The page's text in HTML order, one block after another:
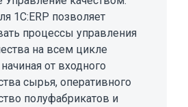
1С:ERP позволяет
процессы управления
на всем цикле
от входного
сырья, оперативного
полуфабрикатов и